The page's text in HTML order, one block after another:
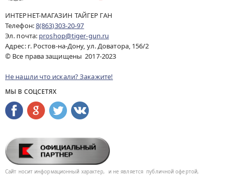
ИНТЕРНЕТ-МАГАЗИН ТАЙГЕР ГАН
Телефон:8(863)303-20-97
Эл. почта: proshop@tiger-gun.ru
Адрес: г. Ростов-на-Дону, ул. Доватора, 156/2
© Все права защищены 2017-2023
Не нашли что искали? Закажите!
МЫ В СОЦСЕТЯХ
Сайт носит информационный характер, и не является публичной офертой,